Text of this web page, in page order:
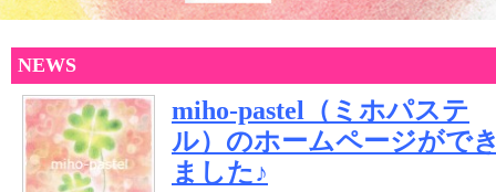
NEWS
miho-pastel（ミホパステ
ル）のホームページがで
ました♪